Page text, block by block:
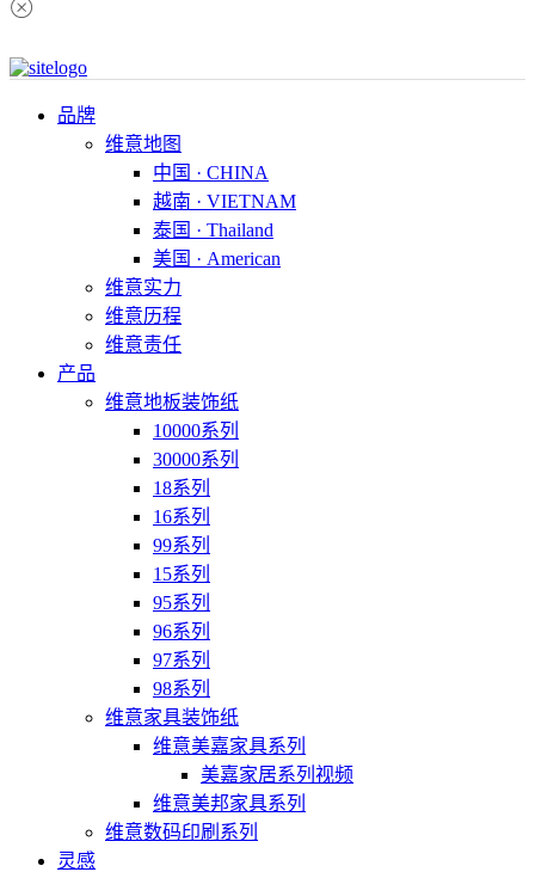
品牌
维意地图
中国 · CHINA
越南 · VIETNAM
泰国 · Thailand
美国 · American
维意实力
维意历程
维意责任
产品
维意地板装饰纸
10000系列
30000系列
18系列
16系列
99系列
15系列
95系列
96系列
97系列
98系列
维意家具装饰纸
维意美嘉家具系列
美嘉家居系列视频
维意美邦家具系列
维意数码印刷系列
灵感